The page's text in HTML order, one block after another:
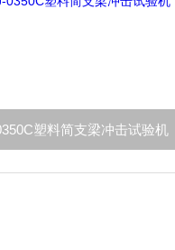
塑料简支梁冲击试验机